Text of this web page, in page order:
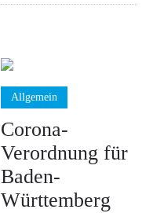
Allgemein
Corona-
Verordnung für
Baden-
Württemberg